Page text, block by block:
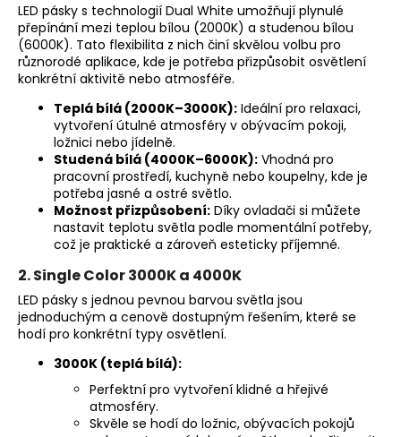
LED pásky s technologií Dual White umožňují plynulé
přepínání mezi teplou bílou (2000K) a studenou bílou
(6000K). Tato flexibilita z nich činí skvělou volbu pro
různorodé aplikace, kde je potřeba přizpůsobit osvětlení
konkrétní aktivitě nebo atmosféře.
Teplá bílá (2000K–3000K): Ideální pro relaxaci,
vytvoření útulné atmosféry v obývacím pokoji,
ložnici nebo jídelně.
Studená bílá (4000K–6000K): Vhodná pro
pracovní prostředí, kuchyně nebo koupelny, kde je
potřeba jasné a ostré světlo.
Možnost přizpůsobení: Díky ovladači si můžete
nastavit teplotu světla podle momentální potřeby,
což je praktické a zároveň esteticky příjemné.
2. Single Color 3000K a 4000K
LED pásky s jednou pevnou barvou světla jsou
jednoduchým a cenově dostupným řešením, které se
hodí pro konkrétní typy osvětlení.
3000K (teplá bílá):
Perfektní pro vytvoření klidné a hřejivé
atmosféry.
Skvěle se hodí do ložnic, obývacích pokojů